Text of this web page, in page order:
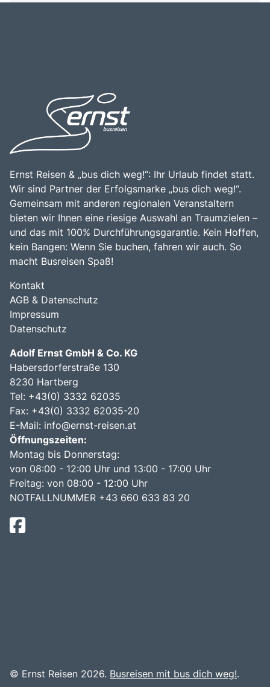
Ernst Reisen & „bus dich weg!“: Ihr Urlaub findet statt.
Wir sind Partner der Erfolgsmarke „bus dich weg!“.
Gemeinsam mit anderen regionalen Veranstaltern
bieten wir Ihnen eine riesige Auswahl an Traumzielen –
und das mit 100% Durchführungsgarantie. Kein Hoffen,
kein Bangen: Wenn Sie buchen, fahren wir auch. So
macht Busreisen Spaß!
Kontakt
AGB & Datenschutz
Impressum
Datenschutz
Adolf Ernst GmbH & Co. KG
Habersdorferstraße 130
8230 Hartberg
Tel: +43(0) 3332 62035
Fax: +43(0) 3332 62035-20
E-Mail: info@ernst-reisen.at
Öffnungszeiten:
Montag bis Donnerstag:
von 08:00 - 12:00 Uhr und 13:00 - 17:00 Uhr
Freitag: von 08:00 - 12:00 Uhr
NOTFALLNUMMER +43 660 633 83 20
© Ernst Reisen 2026. Busreisen mit bus dich weg!.